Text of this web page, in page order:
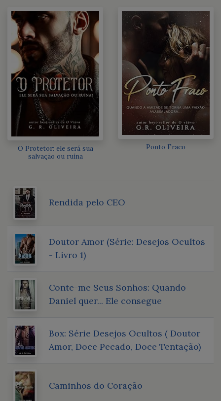
O Protetor: ele será sua
salvação ou ruína
Ponto Fraco
Rendida pelo CEO
Doutor Amor (Série: Desejos Ocultos
- Livro 1)
Conte-me Seus Sonhos: Quando
Daniel quer... Ele consegue
Box: Série Desejos Ocultos ( Doutor
Amor, Doce Pecado, Doce Tentação)
Caminhos do Coração